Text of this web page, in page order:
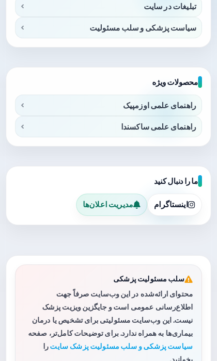
تبلیغات در سایت
سیاست پزشکی و سلب مسئولیت
محصولات ویژه
راهنمای علمی اوزمپیک
راهنمای علمی ساکسندا
ما را دنبال کنید
اینستاگرام مدیریت اعلان‌ها
سلب مسئولیت پزشکی
محتوای ارائه‌شده در این وب‌سایت صرفاً جهت
اطلاع‌رسانی عمومی است و جایگزین ویزیت پزشک
نیست. این وب‌سایت مسئولیتی برای تشخیص یا درمان
بیماری‌ها به همراه ندارد. برای توضیحات کامل‌تر، صفحه
سیاست پزشکی و سلب مسئولیت پزشک سایت را